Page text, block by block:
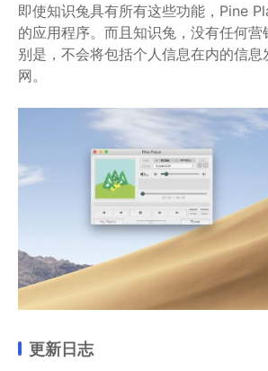
即使知识兔具有所有这些功能，Pine
的应用程序。而且知识兔，没有任何
别是，不会将包括个人信息在内的信息
网。
更新日志